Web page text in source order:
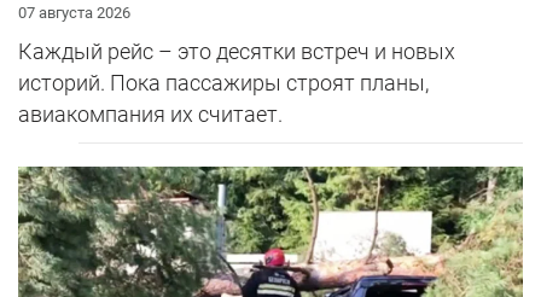
07 августа 2026
Каждый рейс – это десятки встреч и новых
историй. Пока пассажиры строят планы,
авиакомпания их считает.